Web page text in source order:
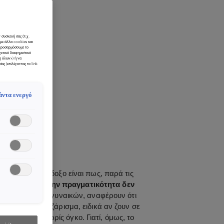
το φως
ζωντάνια
Το παράδοξο είναι πως, παρά τις
που στην πραγματικότητα δεν
των νεαρών γυναικών, αναφέρουν ότι
επίμονο φριζάρισμα, ειδικά αν ζουν σε
μαλλιά χωρίς όγκο. Γιατί, όμως, το
συσκευή σας (π.χ.
άλλα cookies και
το
διαφημιστικό
όλων») ή να
(επιλέγοντας το link
ενεργό